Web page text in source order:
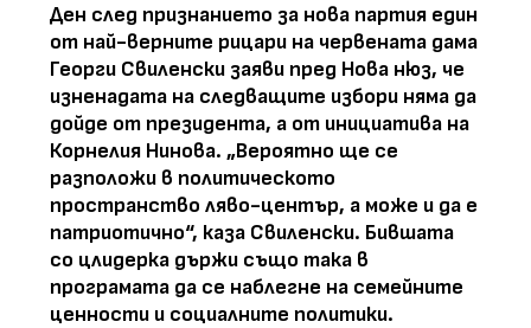
Ден след признанието за нова партия един
от най-верните рицари на червената дама
Георги Свиленски заяви пред Нова нюз, че
изненадата на следващите избори няма да
дойде от президента, а от инициатива на
Корнелия Нинова. „Вероятно ще се
разположи в политическото
пространство ляво-център, а може и да е
патриотично“, каза Свиленски. Бившата
со цлидерка държи също така в
програмата да се наблегне на семейните
ценности и социалните политики.